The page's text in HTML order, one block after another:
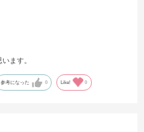
ます。
参考になった 0 Like! 0